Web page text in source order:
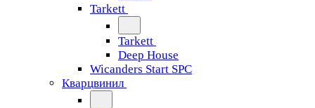
Tarkett
Tarkett
Deep House
Wicanders Start SPC
Кварцвинил